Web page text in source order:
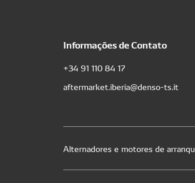
Informações de Contato
+34 91 110 84 17
aftermarket.iberia@denso-ts.it
Alternadores e motores de